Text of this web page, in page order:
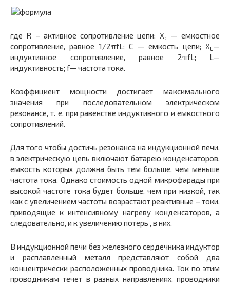
где R – активное сопротивление цепи; Xc — емкостное
сопротивление, равное 1/2πfL; С — емкость цепи; XL —
индуктивное сопротивление, равное 2πfL; L—
индуктивность; f— частота тока.
Коэффициент мощности достигает максимального
значения при последовательном электрическом
резонансе, т. е. при равенстве индуктивного и емкостного
сопротивлений.
Для того чтобы достичь резонанса на индукционной печи,
в электрическую цепь включают батарею конденсаторов,
емкость которых должна быть тем больше, чем меньше
частота тока. Однако стоимость одной микрофарады при
высокой частоте тока будет больше, чем при низкой, так
как с увеличением частоты возрастают реактивные – токи,
приводящие к интенсивному нагреву конденсаторов, а
следовательно, и к увеличению потерь , в них.
В индукционной печи без железного сердечника индуктор
и расплавленный металл представляют собой два
концентрически расположенных проводника. Ток по этим
проводникам течет в разных направлениях, проводники